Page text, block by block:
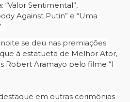
Sentimental”,
Against Putin” e “Uma
se deu nas premiações
à estatueta de Melhor Ator,
Robert Aramayo pelo filme “I
em outras cerimônias